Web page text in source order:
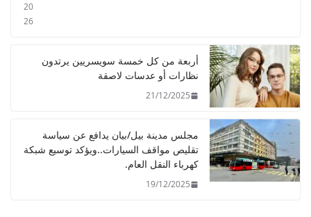
20
26
أربعة من كل خمسة سويسريين يرتدون
نظارات أو عدسات لاصقة
21/12/2025
مجلس مدينة بيل/بيان يدافع عن سياسة
تقليص مواقف السيارات..ويؤكد توسيع شبكة
كهرباء النقل العام.
19/12/2025